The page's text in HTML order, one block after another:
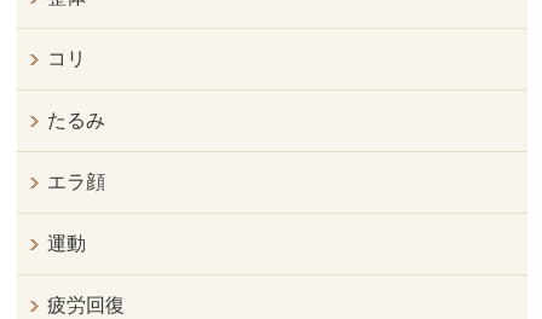
コリ
たるみ
エラ顔
運動
疲労回復